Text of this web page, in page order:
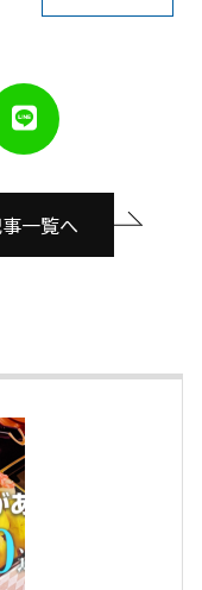
一覧へ